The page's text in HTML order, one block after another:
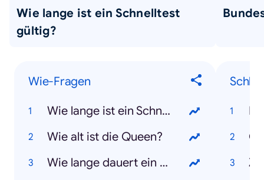
Wie lange ist ein Schnelltest
gültig?
Wie-Fragen
Wie lange ist ein Schnelltest gültig?
Wie alt ist die Queen?
Wie lange dauert ein PCR-Test?